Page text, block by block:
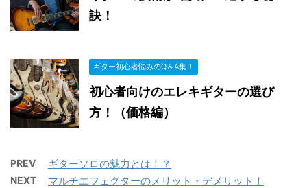
訣！
ギター初心者悩みのQ＆A集！
初心者向けのエレキギターの選び
方！（価格編）
PREV ギターソロの魅力とは！？
NEXT マルチエフェクターのメリット・デメリット！